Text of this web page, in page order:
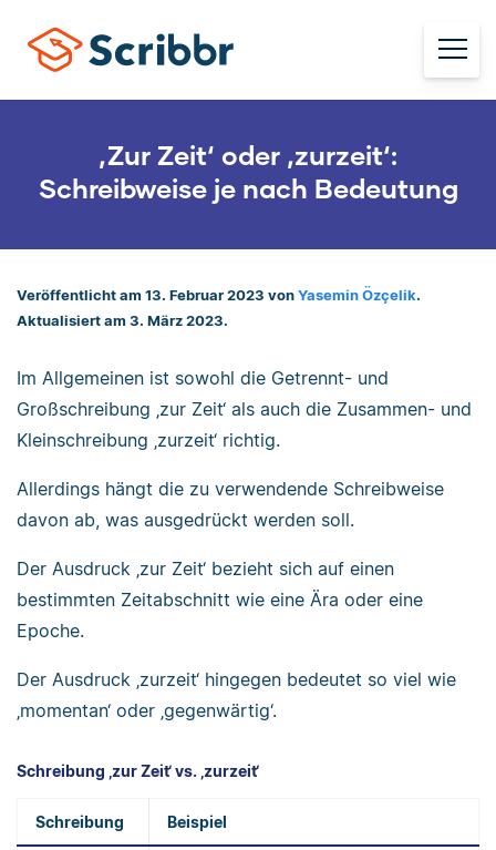
‚Zur Zeit‘ oder ‚zurzeit‘:
Schreibweise je nach Bedeutung
Veröffentlicht am 13. Februar 2023 von Yasemin Özçelik.
Aktualisiert am 3. März 2023.
Im Allgemeinen ist sowohl die Getrennt- und
Großschreibung ‚zur Zeit‘ als auch die Zusammen- und
Kleinschreibung ‚zurzeit‘ richtig.
Allerdings hängt die zu verwendende Schreibweise
davon ab, was ausgedrückt werden soll.
Der Ausdruck ‚zur Zeit‘ bezieht sich auf einen
bestimmten Zeitabschnitt wie eine Ära oder eine
Epoche.
Der Ausdruck ‚zurzeit‘ hingegen bedeutet so viel wie
‚momentan‘ oder ‚gegenwärtig‘.
Schreibung ‚zur Zeit‘ vs. ‚zurzeit‘
Schreibung Beispiel